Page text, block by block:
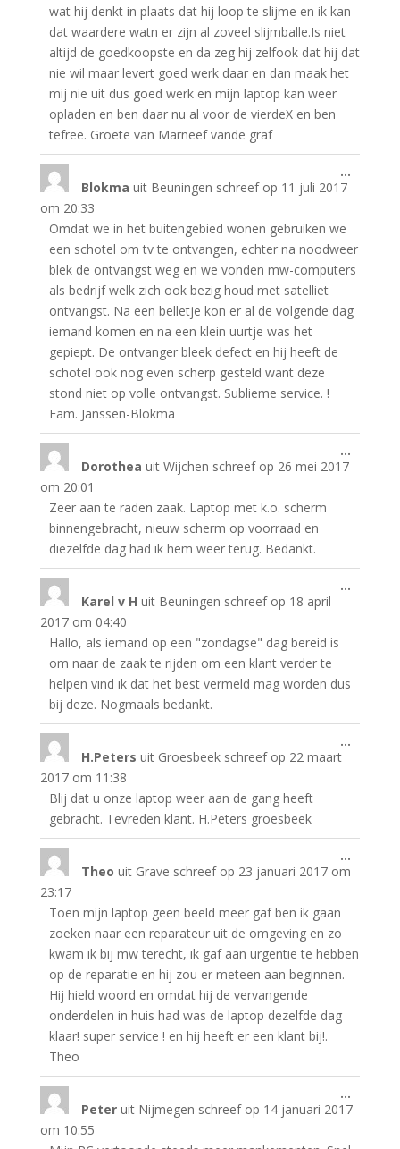
wat hij denkt in plaats dat hij loop te slijme en ik kan
dat waardere watn er zijn al zoveel slijmballe.Is niet
altijd de goedkoopste en da zeg hij zelfook dat hij dat
nie wil maar levert goed werk daar en dan maak het
mij nie uit dus goed werk en mijn laptop kan weer
opladen en ben daar nu al voor de vierdeX en ben
tefree. Groete van Marneef vande graf
Blokma uit Beuningen schreef op 11 juli 2017
om 20:33
Omdat we in het buitengebied wonen gebruiken we
een schotel om tv te ontvangen, echter na noodweer
blek de ontvangst weg en we vonden mw-computers
als bedrijf welk zich ook bezig houd met satelliet
ontvangst. Na een belletje kon er al de volgende dag
iemand komen en na een klein uurtje was het
gepiept. De ontvanger bleek defect en hij heeft de
schotel ook nog even scherp gesteld want deze
stond niet op volle ontvangst. Sublieme service. !
Fam. Janssen-Blokma
...
Dorothea uit Wijchen schreef op 26 mei 2017
om 20:01
Zeer aan te raden zaak. Laptop met k.o. scherm
binnengebracht, nieuw scherm op voorraad en
diezelfde dag had ik hem weer terug. Bedankt.
...
Karel v H uit Beuningen schreef op 18 april
2017 om 04:40
Hallo, als iemand op een "zondagse" dag bereid is
om naar de zaak te rijden om een klant verder te
helpen vind ik dat het best vermeld mag worden dus
bij deze. Nogmaals bedankt.
...
H.Peters uit Groesbeek schreef op 22 maart
2017 om 11:38
Blij dat u onze laptop weer aan de gang heeft
gebracht. Tevreden klant. H.Peters groesbeek
...
Theo uit Grave schreef op 23 januari 2017 om
23:17
Toen mijn laptop geen beeld meer gaf ben ik gaan
zoeken naar een reparateur uit de omgeving en zo
kwam ik bij mw terecht, ik gaf aan urgentie te hebben
op de reparatie en hij zou er meteen aan beginnen.
Hij hield woord en omdat hij de vervangende
onderdelen in huis had was de laptop dezelfde dag
klaar! super service ! en hij heeft er een klant bij!.
Theo
...
Peter uit Nijmegen schreef op 14 januari 2017
om 10:55
...
deze